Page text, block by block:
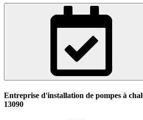
Entreprise d'installation de pompes à
13090